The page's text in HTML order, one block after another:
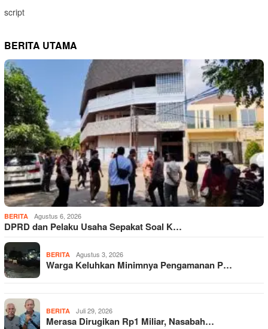
script
BERITA UTAMA
BERITA Agustus 6, 2026
DPRD dan Pelaku Usaha Sepakat Soal K…
BERITA Agustus 3, 2026
Warga Keluhkan Minimnya Pengamanan P…
BERITA Juli 29, 2026
Merasa Dirugikan Rp1 Miliar, Nasabah…